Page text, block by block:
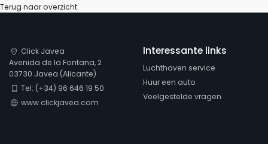
Waarderingen
Terug naar overzicht
Click Javea
Avenida de la Fontana, 2
03730 Javea (Alicante)
Tel: (+34) 96 646 19 50
www.clickjavea.com
Interessante links
Luchthaven service
Huur een auto
Veelgestelde vragen